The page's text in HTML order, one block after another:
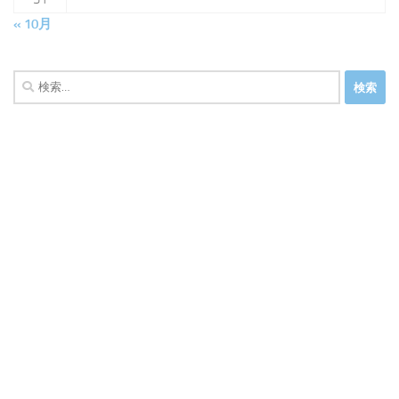
« 10月
検
索: